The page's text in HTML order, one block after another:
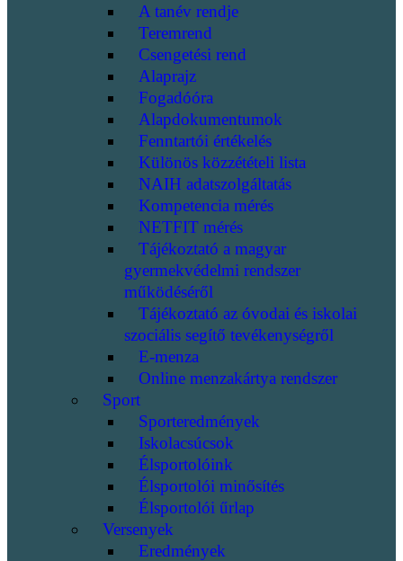
A tanév rendje
Teremrend
Csengetési rend
Alaprajz
Fogadóóra
Alapdokumentumok
Fenntartói értékelés
Különös közzétételi lista
NAIH adatszolgáltatás
Kompetencia mérés
NETFIT mérés
Tájékoztató a magyar
gyermekvédelmi rendszer
működéséről
Tájékoztató az óvodai és iskolai
szociális segítő tevékenységről
E-menza
Online menzakártya rendszer
Sport
Sporteredmények
Iskolacsúcsok
Élsportolóink
Élsportolói minősítés
Élsportolói űrlap
Versenyek
Eredmények